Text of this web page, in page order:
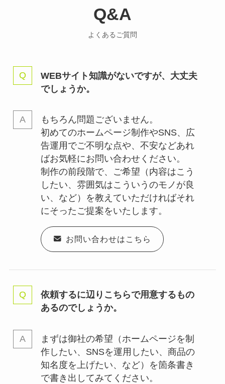
Q&A
よくあるご質問
WEBサイト知識がないですが、大丈夫
でしょうか。
もちろん問題ございません。
初めてのホームページ制作やSNS、広
告運用でご不明な点や、不安などあれ
ばお気軽にお問い合わせください。
制作の前段階で、ご希望（内容はこう
したい、雰囲気はこういうのモノが良
い、など）を教えていただければそれ
にそったご提案をいたします。
お問い合わせはこちら
依頼するに辺りこちらで用意するもの
あるのでしょうか。
まずは御社の希望（ホームページを制
作したい、SNSを運用したい、商品の
知名度を上げたい、など）を箇条書き
で書き出してみてください。